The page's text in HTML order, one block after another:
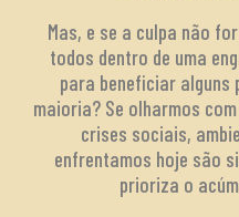
Mas, e se a culpa não
todos dentro de uma
para beneficiar alguns
maioria? Se olharmos
crises sociais,
enfrentamos hoje são
prioriza o